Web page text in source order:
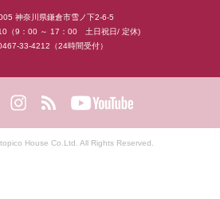
神奈川県鎌倉市雪ノ下2-6-5
（9：00 ～ 17：00 土日祝日/ 定休)
33-4212（24時間受付）
House Co.Ltd. All Rights Reserved.